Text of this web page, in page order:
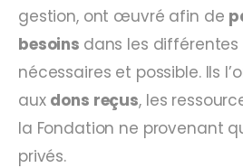
gestion, ont œuvré afin de
besoins dans les
nécessaires et possible. Ils
aux dons reçus, les
la Fondation ne provenant
privés.